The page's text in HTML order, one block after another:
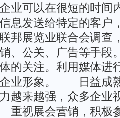
业可以在很短的时间
息发送给特定的客户
邦展览业联合会调查
销、公关、广告等手
的关注。利用媒体进
企业形象。 日益成
越来越强，众多企业
视展会营销，积极